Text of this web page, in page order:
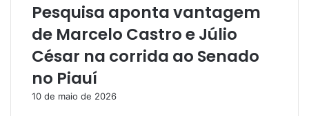
Pesquisa aponta vantagem
de Marcelo Castro e Júlio
César na corrida ao Senado
no Piauí
10 de maio de 2026